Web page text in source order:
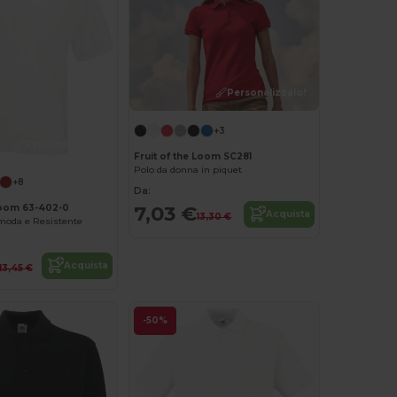
+8
63-402-0
e Resistente
€ Acquista
Personalizzalo!
+3
Fruit of the Loom SC281
Polo da donna in piquet
Da:
7,03 €13,30 € Acquista
-50%